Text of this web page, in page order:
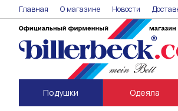
Главная О магазине Новости
Подушки Одеяла